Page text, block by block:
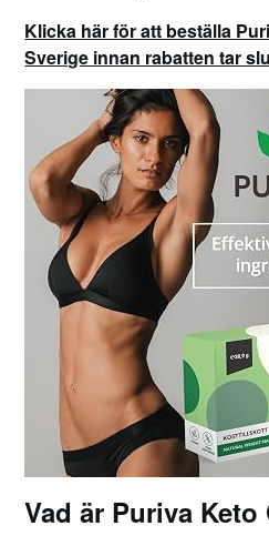
Klicka här för att beställa
Sverige innan rabatten tar
Vad är Puriva